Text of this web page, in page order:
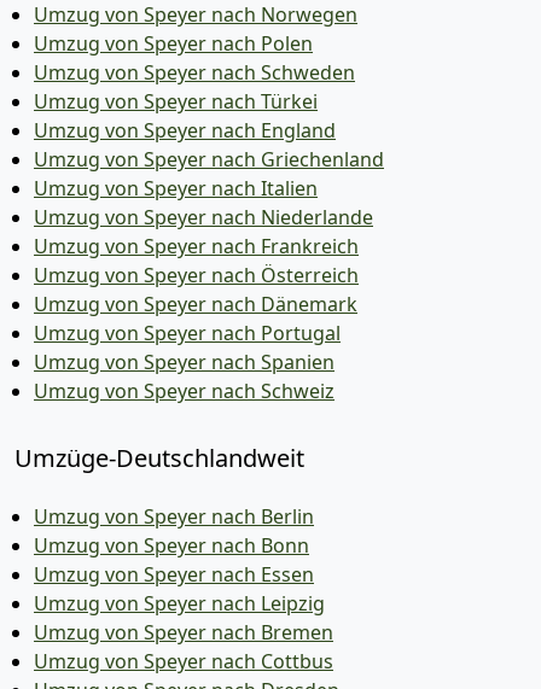
Umzug von Speyer nach Norwegen
Umzug von Speyer nach Polen
Umzug von Speyer nach Schweden
Umzug von Speyer nach Türkei
Umzug von Speyer nach England
Umzug von Speyer nach Griechenland
Umzug von Speyer nach Italien
Umzug von Speyer nach Niederlande
Umzug von Speyer nach Frankreich
Umzug von Speyer nach Österreich
Umzug von Speyer nach Dänemark
Umzug von Speyer nach Portugal
Umzug von Speyer nach Spanien
Umzug von Speyer nach Schweiz
Umzüge-Deutschlandweit
Umzug von Speyer nach Berlin
Umzug von Speyer nach Bonn
Umzug von Speyer nach Essen
Umzug von Speyer nach Leipzig
Umzug von Speyer nach Bremen
Umzug von Speyer nach Cottbus